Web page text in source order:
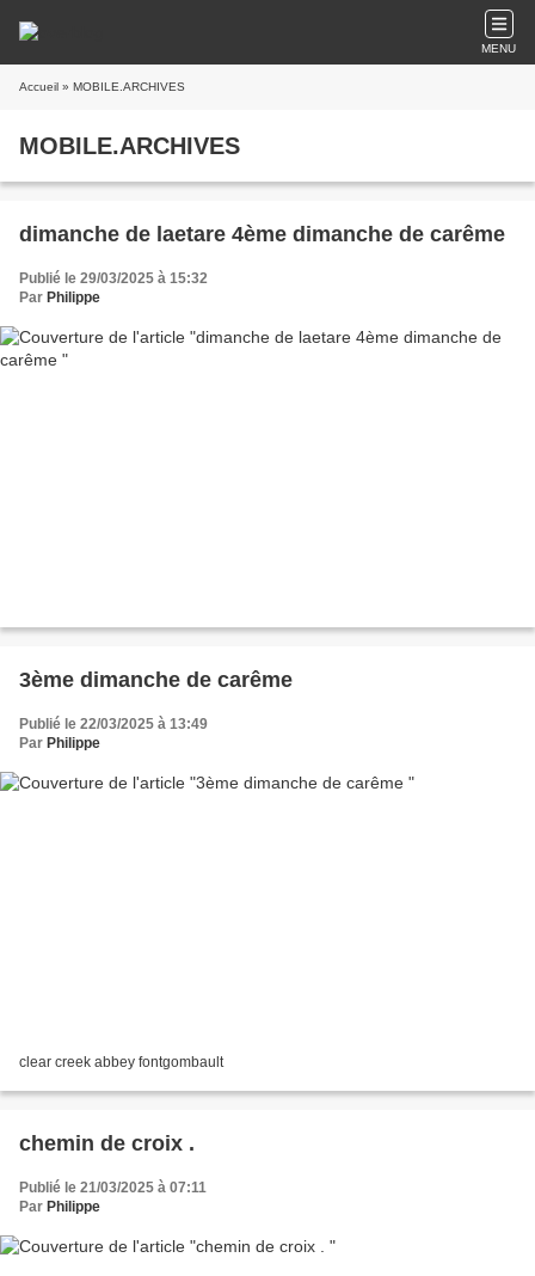
MENU
Accueil » MOBILE.ARCHIVES
MOBILE.ARCHIVES
dimanche de laetare 4ème dimanche de carême
Publié le 29/03/2025 à 15:32
Par Philippe
3ème dimanche de carême
Publié le 22/03/2025 à 13:49
Par Philippe
clear creek abbey fontgombault
chemin de croix .
Publié le 21/03/2025 à 07:11
Par Philippe